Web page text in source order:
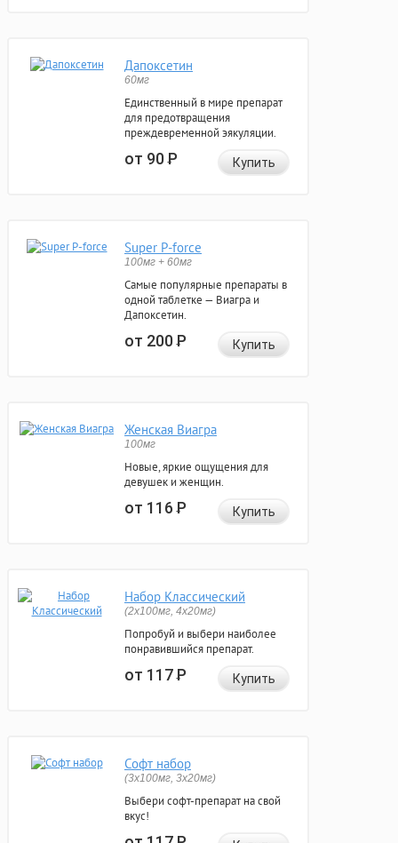
Дапоксетин
60мг
Единственный в мире препарат
для предотвращения
преждевременной эякуляции.
от 90Р Купить
Super P-force
100мг + 60мг
Самые популярные препараты в
одной таблетке — Виагра и
Дапоксетин.
от 200Р Купить
Женская Виагра
100мг
Новые, яркие ощущения для
девушек и женщин.
от 116Р Купить
Набор Классический
(2x100мг, 4x20мг)
Попробуй и выбери наиболее
понравившийся препарат.
от 117Р Купить
Софт набор
(3x100мг, 3x20мг)
Выбери софт-препарат на свой
вкус!